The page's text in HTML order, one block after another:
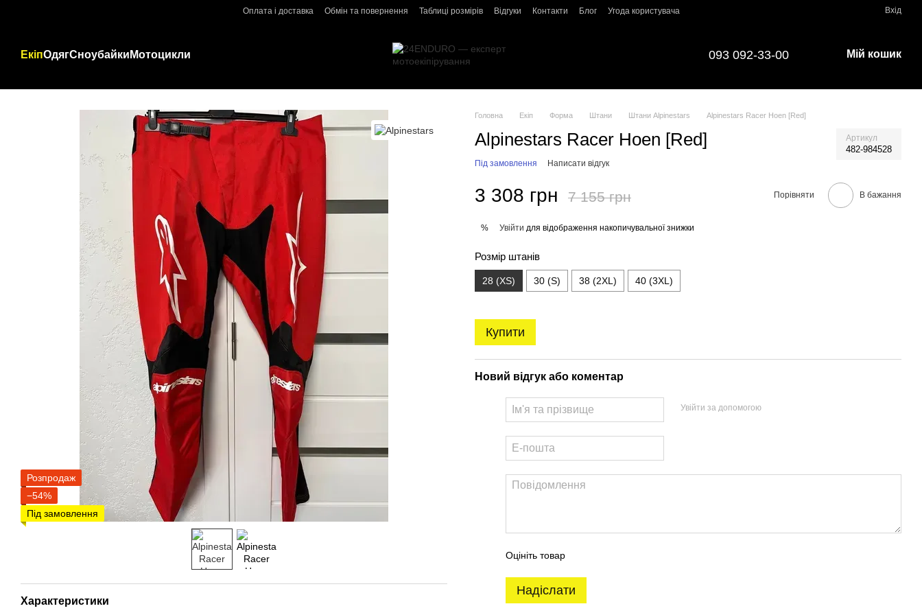
Оплата і доставка Обмін та повернення Таблиці розмірів Відгуки Контакти Блог Угода користувача Вхід
ЕкіпОдягСноубайки Мотоцикли 093 092-33-00 Мій кошик
Розпродаж
−54%
Під замовлення
Характеристики
Головна Екіп Форма Штани Штани Alpinestars Alpinestars Racer Hoen [Red]
Alpinestars Racer Hoen [Red] Артикул
482-984528
Під замовлення Написати відгук
3 308 грн 7 155 грн Порівняти В бажання
% Увійти для відображення накопичувальної знижки
Розмір штанів
28 (XS) 30 (S) 38 (2XL) 40 (3XL)
Купити
Новий відгук або коментар
Увійти за допомогою
Оцініть товар
Надіслати